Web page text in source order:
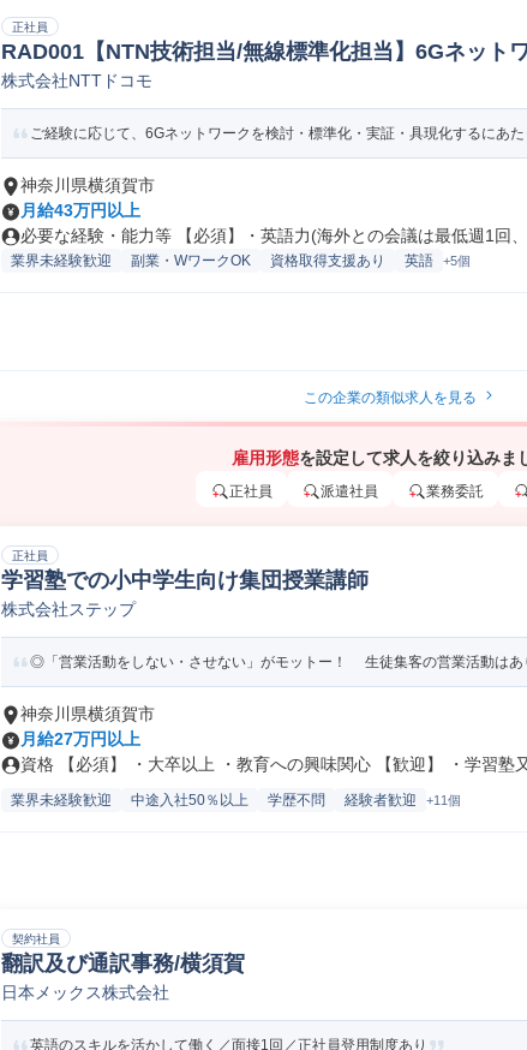
正社員
RAD001【NTN技術担当/無線標準化担当】6Gネット
フラ計画
株式会社NTTドコモ
ご経験に応じて、6Gネットワークを検討・標準化・実証・具現化するにあ
神奈川県横須賀市
月給43万円以上
必要な経験・能力等 【必須】・英語力(海外との会議は最低週1回、
業界未経験歓迎 副業・WワークOK 資格取得支援あり 英語 +5個
この企業の類似求人を見る
雇用形態を設定して求人を絞り込みま
正社員 派遣社員 業務委託
正社員
学習塾での小中学生向け集団授業講師
株式会社ステップ
◎「営業活動をしない・させない」がモットー！ 生徒集客の営業活動は
神奈川県横須賀市
月給27万円以上
資格 【必須】 ・大卒以上 ・教育への興味関心 【歓迎】 ・学習塾又
業界未経験歓迎 中途入社50％以上 学歴不問 経験者歓迎 +11個
契約社員
翻訳及び通訳事務/横須賀
日本メックス株式会社
英語のスキルを活かして働く／面接1回／正社員登用制度あり